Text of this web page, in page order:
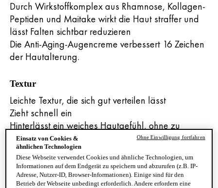
Durch Wirkstoffkomplex aus Rhamnose, Kollagen-
Peptiden und Maitake wirkt die Haut straffer und
lässt Falten sichtbar reduzieren
Die Anti-Aging-Augencreme verbessert 16 Zeichen
der Hautalterung.
Textur
Leichte Textur, die sich gut verteilen lässt
Zieht schnell ein
Hinterlässt ein weiches Hautgefühl, ohne zu
kleben oder zu fetten
Die pudrige, sanfte Textur umhüllt die Haut für
einen augenblicklichen Lifting-Effekt und ein
angenehmes Hautgefühl.
Einsatz von Cookies &
ähnlichen Technologien
Diese Webseite verwendet Cookies und ähnliche Technologien, um
Informationen auf dem Endgerät zu speichern und abzurufen (z.B. IP-
Adresse, Nutzer-ID, Browser-Informationen). Einige sind für den
Betrieb der Webseite unbedingt erforderlich. Andere erfordern eine
Ohne Einwilligung fortfahren